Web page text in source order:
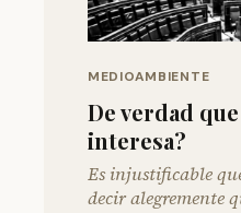
MEDIOAMBIENTE
De verdad
interesa?
Es injustificable
decir alegremente